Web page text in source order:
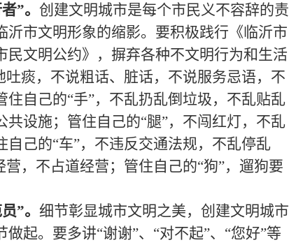
”。 创建文明城市是每个市民义不容辞的责
沂市文明形象的缩影。要积极践行《临沂市
民文明公约》，摒弃各种不文明行为和生活
吐痰，不说粗话、脏话，不说服务忌语，不
自己的“手”，不乱扔乱倒垃圾，不乱贴乱
设施；管住自己的“腿”，不闯红灯，不乱
己的“车”，不违反交通法规，不乱停乱
，不占道经营；管住自己的“狗”，遛狗要
”。 细节彰显城市文明之美，创建文明城市
起。要多讲“谢谢”、“对不起”、“您好”等